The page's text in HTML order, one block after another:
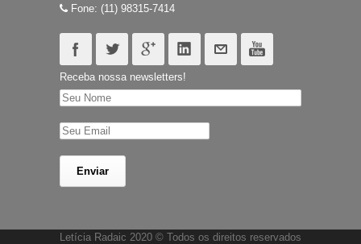
Fone: (11) 98315-7414
Receba nossa newsletters!
Letícia Radaic 2020 © Todos os direitos reservados